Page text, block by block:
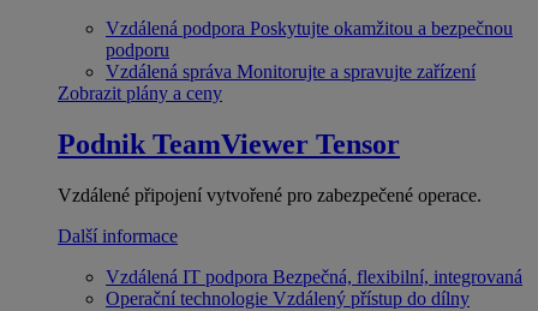
Vzdálená podpora Poskytujte okamžitou a bezpečnou
podporu
Vzdálená správa Monitorujte a spravujte zařízení
Zobrazit plány a ceny
Podnik TeamViewer Tensor
Vzdálené připojení vytvořené pro zabezpečené operace.
Další informace
Vzdálená IT podpora Bezpečná, flexibilní, integrovaná
Operační technologie Vzdálený přístup do dílny